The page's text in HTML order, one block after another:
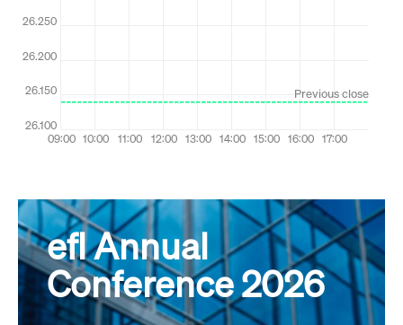
efl Annual
Conference 2026